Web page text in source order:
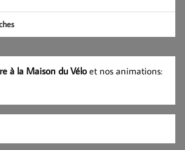
à la Maison du Véloet nos animations: